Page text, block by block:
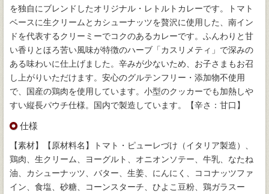
を独自にブレンドしたオリジナル・レトルトカレーです。トマト
ベースに生クリームとカシューナッツを贅沢に使用した、南イン
ドを代表するクリーミーでコクのあるカレーです。ふんわりと甘
い香りとほろ苦い風味が特徴のハーブ「カスリメティ」で深みの
ある味わいに仕上げました。辛みが少ないため、お子さまもお召
し上がりいただけます。安心のグルテンフリー・添加物不使用
で、国産の鶏肉を使用しています。小型のクッカーでも加熱しや
すい縦長パウチ仕様。国内で製造しています。【辛さ：甘口】
仕様
【素材】【原材料名】トマト・ピューレづけ（イタリア製造）、
鶏肉、生クリーム、ヨーグルト、オニオンソテー、牛乳、なたね
油、カシューナッツ、バター、生姜、にんにく、ココナッツファ
イン、食塩、砂糖、コーンスターチ、ひよこ豆粉、鶏ガラスー